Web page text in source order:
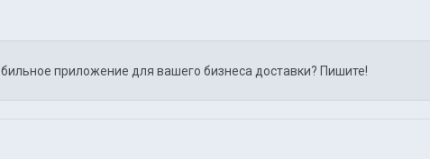
приложение для вашего бизнеса доставки? Пишите!